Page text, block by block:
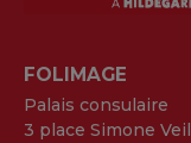
FOLIMAGE
Palais consulaire
3 place Simone Veil